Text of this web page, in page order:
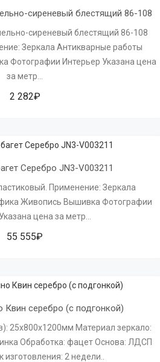
сиреневый блестящий 86-108
сиреневый блестящий 86-108
Зеркала Антикварные работы
Фотографии Интерьер Указана цена
за метр...
2 282₽
Серебро JN3-V003211
Применение: Зеркала
Живопись Вышивка Фотографии
цена за метр...
55 555₽
Квин серебро (с подгонкой)
25х800х1200мм Материал зеркало:
Обработка: фацет Основа: ЛДСП
изготовления: 2 недели..